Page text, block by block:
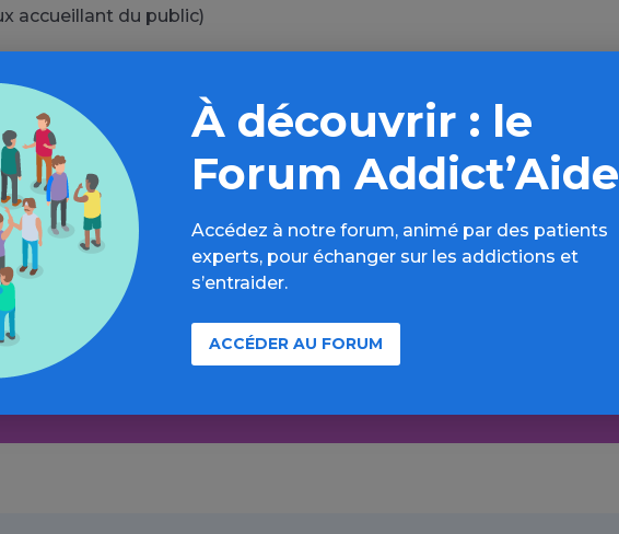
accueillant du public)
Aller plus loin sur l’espace Tabac
parcours d’évaluations, bonnes pratiques, FAQ,
annuaires, ressources, actualités...
À découvrir : le
Forum Addict’Aide
Accédez à notre forum, animé par des patients
experts, pour échanger sur les addictions et
s’entraider.
ACCÉDER AU FORUM